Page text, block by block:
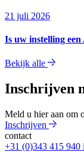
21 juli 2026
Is uw instelling
Bekijk alle
Inschrijven
Meld u hier aan om
Inschrijven
contact
+31 (0)343 415 940